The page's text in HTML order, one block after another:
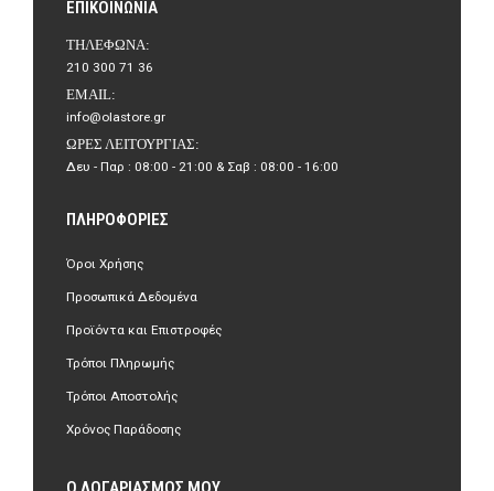
ΕΠΙΚΟΙΝΩΝΊΑ
ΤΗΛΈΦΩΝΑ:
210 300 71 36
EMAIL:
info@olastore.gr
ΏΡΕΣ ΛΕΙΤΟΥΡΓΊΑΣ:
Δευ - Παρ : 08:00 - 21:00 & Σαβ : 08:00 - 16:00
ΠΛΗΡΟΦΟΡΊΕΣ
Όροι Χρήσης
Προσωπικά Δεδομένα
Προϊόντα και Επιστροφές
Τρόποι Πληρωμής
Τρόποι Αποστολής
Χρόνος Παράδοσης